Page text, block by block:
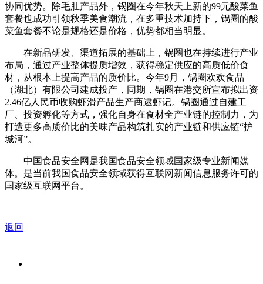
协同优势。除毛肚产品外，锅圈在今年秋天上新的99元酸菜鱼
套餐也成功引领秋季美食潮流，在多重技术加持下，锅圈的酸
菜鱼套餐不论是规格还是价格，优势都相当明显。
在新品研发、渠道拓展的基础上，锅圈也在持续进行产业
布局，通过产业整体提质增效，获得稳定供应的高质低价食
材，从根本上提高产品的质价比。今年9月，锅圈欢欢食品
（湖北）有限公司建成投产，同期，锅圈在港交所宣布拟出资
2.46亿人民币收购虾滑产品生产商逮虾记。锅圈通过自建工
厂、投资孵化等方式，强化自身在食材全产业链的控制力，为
打造更多高质价比的美味产品构筑扎实的产业链和供应链“护
城河”。
中国食品安全网是我国食品安全领域国家级专业新闻媒
体。是当前我国食品安全领域获得互联网新闻信息服务许可的
国家级互联网平台。
返回